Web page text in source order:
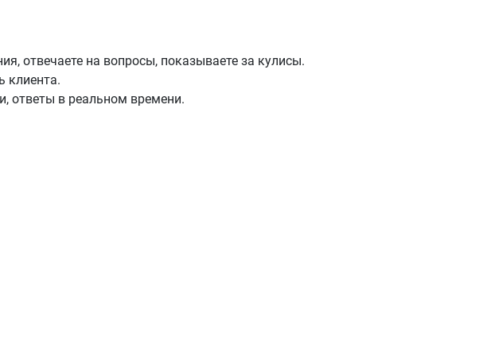
отвечаете на вопросы, показываете за кулисы.
клиента.
ответы в реальном времени.